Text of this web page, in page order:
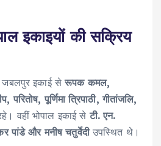
इकाइयों की सक्रिय
जबलपुर इकाई सेरूपक कमल,
पूर्णिमा त्रिपाठी, गीतांजलि,
वहीं भोपाल इकाई सेटी. एन.
पांडे और मनीष चतुर्वेदीउपस्थित थे।